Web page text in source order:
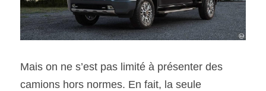
Mais on ne s’est pas limité à présenter des
camions hors normes. En fait, la seule